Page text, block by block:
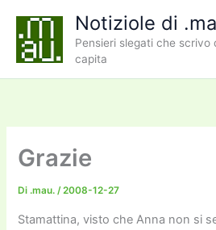
contenuto
Notiziole di
Pensieri slegati che scrivo
capita
Grazie
Di .mau./2008-12-27
Stamattina, visto che Anna non si